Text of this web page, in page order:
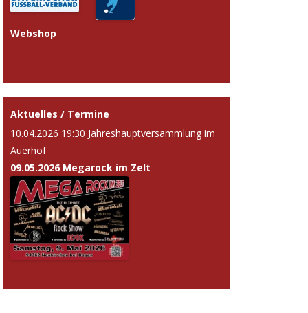
Webshop
Aktuelles / Termine
10.04.2026 19:30 Jahreshauptversammlung im
Auerhof
09.05.2026 Megarock im Zelt